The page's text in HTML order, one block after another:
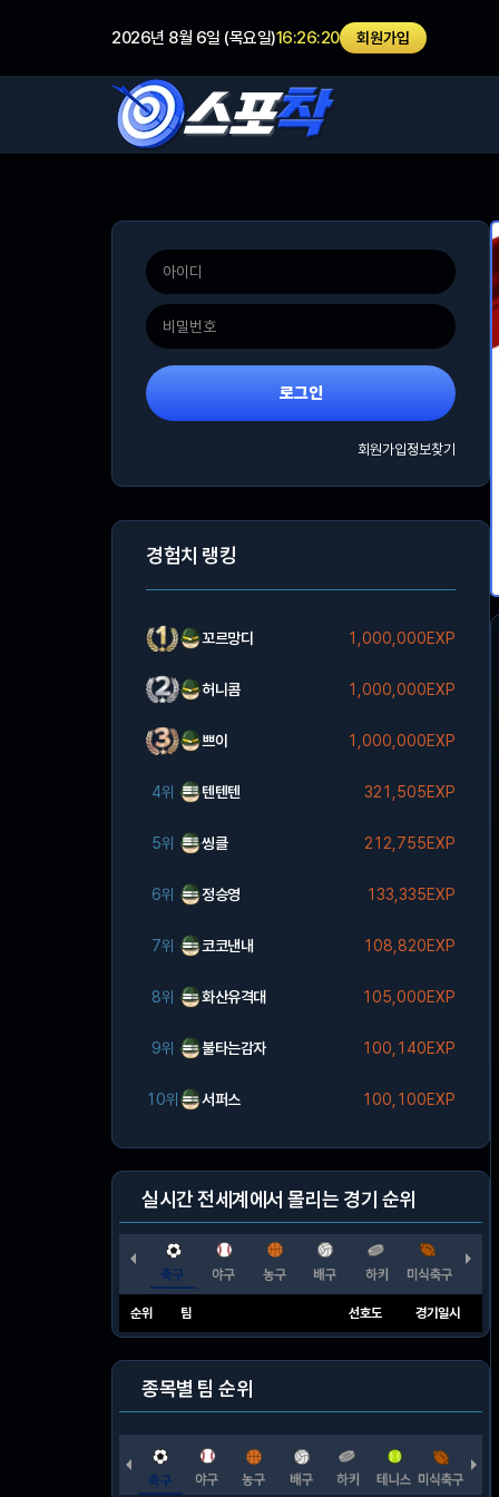
2026년 8월 6일 (목요일)16:26:20 회원가입
로그인
회원가입정보찾기
경험치 랭킹
꼬르망디 1,000,000EXP
허니콤 1,000,000EXP
쁘이 1,000,000EXP
4위 텐텐텐 321,505EXP
5위 씽클 212,755EXP
6위 정승영 133,335EXP
7위 코코낸내 108,820EXP
8위 화산유격대 105,000EXP
9위 불타는감자 100,140EXP
10위 서퍼스 100,100EXP
실시간 전세계에서 몰리는 경기 순위
순위 팀 선호도 경기일시
종목별 팀 순위